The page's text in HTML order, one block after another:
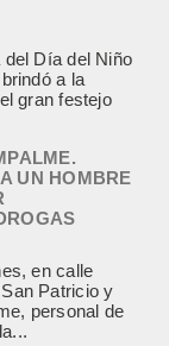
Día del Niño
a la
gran festejo
UN HOMBRE
en calle
Patricio y
personal de